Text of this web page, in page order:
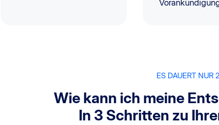
ES DAUERT NUR
Wie kann ich meine
In 3 Schritten zu